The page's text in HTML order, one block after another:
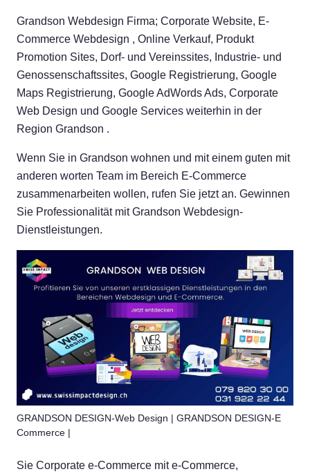
Grandson Webdesign Firma; Corporate Website, E-
Commerce Webdesign , Online Verkauf, Produkt
Promotion Sites, Dorf- und Vereinssites, Industrie- und
Genossenschaftssites, Google Registrierung, Google
Maps Registrierung, Google AdWords Ads, Corporate
Web Design und Google Services weiterhin in der
Region Grandson .
Wenn Sie in Grandson wohnen und mit einem guten mit
anderen worten Team im Bereich E-Commerce
zusammenarbeiten wollen, rufen Sie jetzt an. Gewinnen
Sie Professionalität mit Grandson Webdesign-
Dienstleistungen.
GRANDSON DESIGN-Web Design | GRANDSON DESIGN-E
Commerce |
Sie Corporate e-Commerce mit e-Commerce,